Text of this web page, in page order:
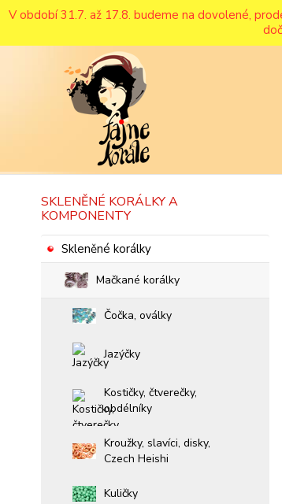
V období 31.7. až 17.8. budeme na dovolené,
SKLENĚNÉ KORÁLKY A
KOMPONENTY
Skleněné korálky
Mačkané korálky
Čočka, oválky
Jazýčky
Kostičky, čtverečky,
obdélníky
Kroužky, slavíci, disky,
Czech Heishi
Kuličky